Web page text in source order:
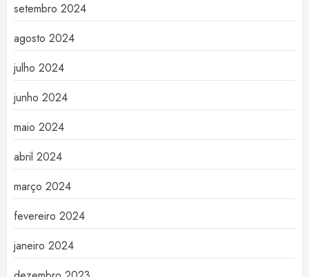
setembro 2024
agosto 2024
julho 2024
junho 2024
maio 2024
abril 2024
março 2024
fevereiro 2024
janeiro 2024